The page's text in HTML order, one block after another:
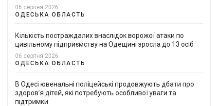
06 серпня 2026
ОДЕСЬКА ОБЛАСТЬ
Кількість постраждалих внаслідок ворожої атаки по
цивільному підприємству на Одещині зросла до 13 осіб
06 серпня 2026
ОДЕСЬКА ОБЛАСТЬ
В Одесі ювенальні поліцейські продовжують дбати про
здоровʼя дітей, які потребують особливої уваги та
підтримки